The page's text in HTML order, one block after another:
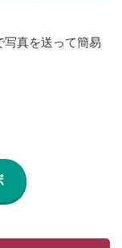
写真を送って簡易